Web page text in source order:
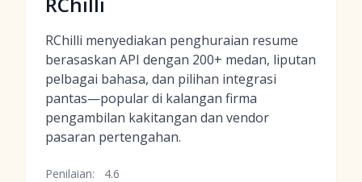
RChilli menyediakan penghuraian resume
berasaskan API dengan 200+ medan, liputan
pelbagai bahasa, dan pilihan integrasi
pantas—popular di kalangan firma
pengambilan kakitangan dan vendor
pasaran pertengahan.
Penilaian: 4.6